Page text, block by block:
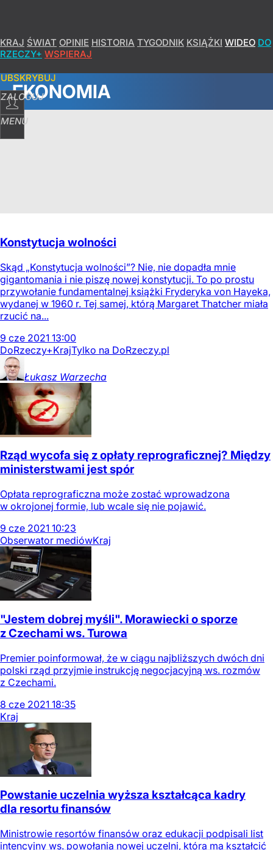
KRAJ ŚWIAT OPINIE HISTORIA TYGODNIK KSIĄŻKI WIDEO DO
RZECZY+ WSPIERAJ
ZALOGUJ
MENU
EKONOMIA
Konstytucja wolności
Skąd „Konstytucja wolności”? Nie, nie dopadła mnie
gigantomania i nie piszę nowej konstytucji. To po prostu
przywołanie fundamentalnej książki Fryderyka von Hayeka,
wydanej w 1960 r. Tej samej, którą Margaret Thatcher miała
rzucić na...
9 cze 2021 13:00
DoRzeczy+KrajTylko na DoRzeczy.pl
Łukasz Warzecha
Rząd wycofa się z opłaty reprograficznej? Między
ministerstwami jest spór
Opłata reprograficzna może zostać wprowadzona
w okrojonej formie, lub wcale się nie pojawić.
9 cze 2021 10:23
Obserwator mediówKraj
"Jestem dobrej myśli". Morawiecki o sporze
z Czechami ws. Turowa
Premier poinformował, że w ciągu najbliższych dwóch dni
polski rząd przyjmie instrukcję negocjacyjną ws. rozmów
z Czechami.
8 cze 2021 18:35
Kraj
Powstanie uczelnia wyższa kształcąca kadry
dla resortu finansów
Ministrowie resortów finansów oraz edukacji podpisali list
intencyjny ws. powołania nowej uczelni, która ma kształcić